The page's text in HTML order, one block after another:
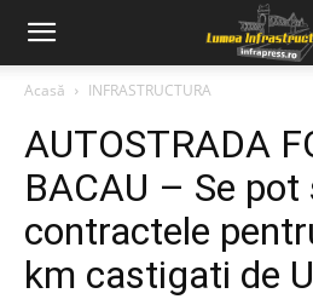
Acasă INFRASTRUCTURA
AUTOSTRADA
BACAU – Se pot
contractele
km castigati de